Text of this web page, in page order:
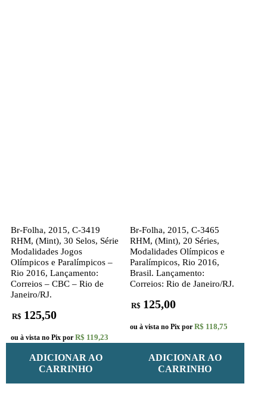
Br-Folha, 2015, C-3419
RHM, (Mint), 30 Selos, Série
Modalidades Jogos
Olímpicos e Paralímpicos –
Rio 2016, Lançamento:
Correios – CBC – Rio de
Janeiro/RJ.
R$ 125,50
ou à vista no Pix por R$ 119,23
ADICIONAR AO
CARRINHO
Br-Folha, 2015, C-3465
RHM, (Mint), 20 Séries,
Modalidades Olímpicos e
Paralímpicos, Rio 2016,
Brasil. Lançamento:
Correios: Rio de Janeiro/RJ.
R$ 125,00
ou à vista no Pix por R$ 118,75
ADICIONAR AO
CARRINHO